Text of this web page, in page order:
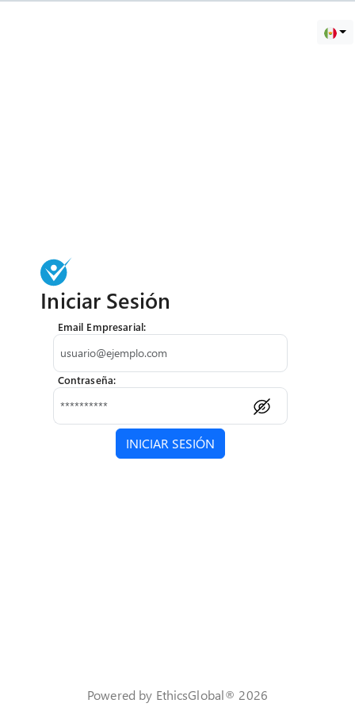
Iniciar Sesión
Email Empresarial:
Contraseña:
INICIAR SESIÓN
Powered by EthicsGlobal® 2026